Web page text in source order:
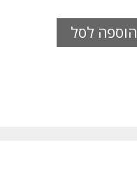
היה:
₪6.00.
הוא:
₪4.00.הוספה לסל